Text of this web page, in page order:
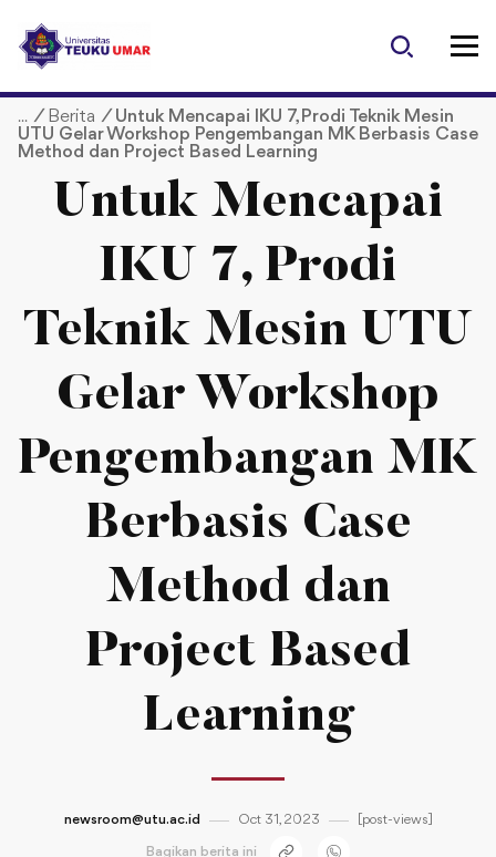
p
/ Berita / Untuk Mencapai IKU 7, Prodi Teknik Mesin
UTU Gelar Workshop Pengembangan MK Berbasis Case
Method dan Project Based Learning
Untuk Mencapai
IKU 7, Prodi
Teknik Mesin UTU
Gelar Workshop
Pengembangan MK
Berbasis Case
Method dan
Project Based
Learning
newsroom@utu.ac.id Oct 31, 2023 [post-views]
Bagikan berita ini